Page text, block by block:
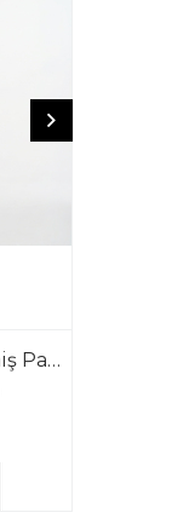
BLU Ön Pilikaşe Cepli Geniş Paça Pantolon